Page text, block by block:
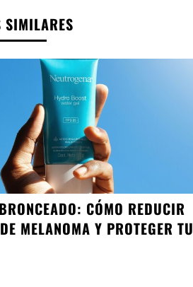
SIMILARES
CÓMO REDUCIR
MELANOMA Y PROTEGER TU